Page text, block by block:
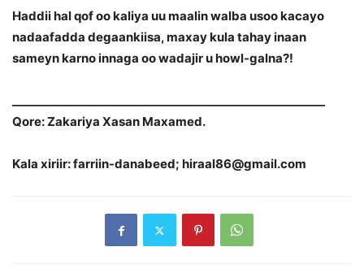
Haddii hal qof oo kaliya uu maalin walba usoo kacayo
nadaafadda degaankiisa, maxay kula tahay inaan
sameyn karno innaga oo wadajir u howl-galna?!
Qore: Zakariya Xasan Maxamed.
Kala xiriir: farriin-danabeed; hiraal86@gmail.com